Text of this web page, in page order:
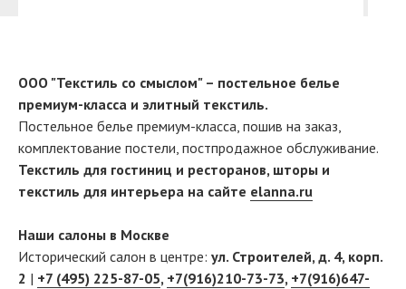
ООО "Текстиль со смыслом" – постельное белье
премиум-класса и элитный текстиль.
Постельное белье премиум-класса, пошив на заказ,
комплектование постели, постпродажное обслуживание.
Текстиль для гостиниц и ресторанов, шторы и
текстиль для интерьера на сайте elanna.ru
Наши салоны в Москве
Исторический салон в центре: ул. Строителей, д. 4, корп.
2 | +7 (495) 225-87-05, +7(916)210-73-73, +7(916)647-